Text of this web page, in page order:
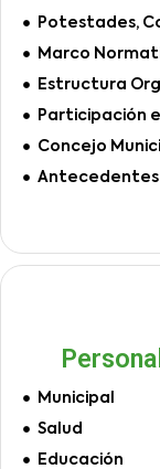
Potestades,
Marco
Estructura
Participación
Concejo
Antecedentes
Municipal
Salud
Educación